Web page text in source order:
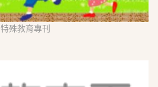
特殊教育專刊